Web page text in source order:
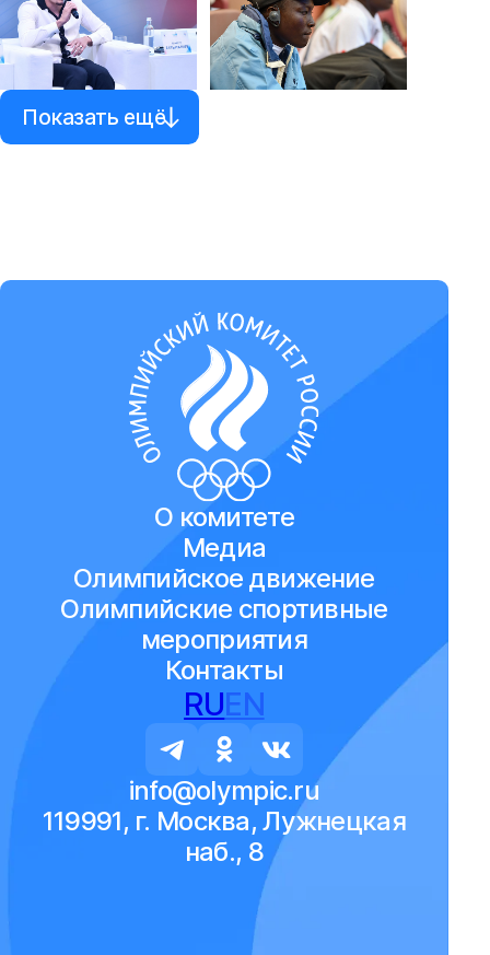
Показать ещё
О комитете
Медиа
Олимпийское движение
Олимпийские спортивные
мероприятия
Контакты
RUEN
info@olympic.ru
119991, г. Москва, Лужнецкая
наб., 8